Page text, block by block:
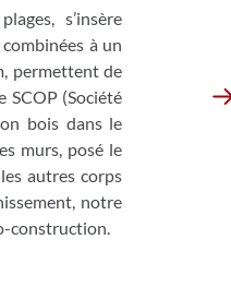
s’insère
à un
permettent de
SCOP (Société
bois dans le
murs, posé le
autres corps
notre
construction.